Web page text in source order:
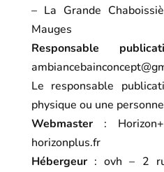
– La Grande
Mauges
Responsable
Le responsable
physique ou une
Webmaster: Horizon+
horizonplus.fr
Hébergeur: ovh – 2